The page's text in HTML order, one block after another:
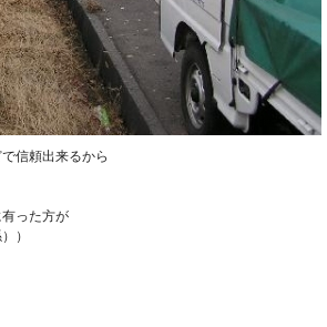
で信頼出来るから
った方が
）